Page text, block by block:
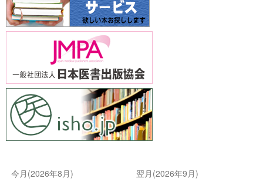
今月(2026年8月)
翌月(2026年9月)